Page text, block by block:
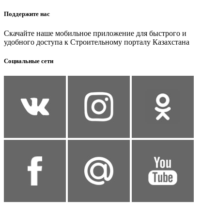
Поддержите нас
Скачайте наше мобильное приложение для быстрого и
удобного доступа к Строительному порталу Казахстана
Социальные сети